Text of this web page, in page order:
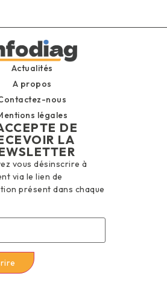
Actualités
A propos
nous
légales
DE
LA
vous désinscrire à
via le lien de
présent dans chaque